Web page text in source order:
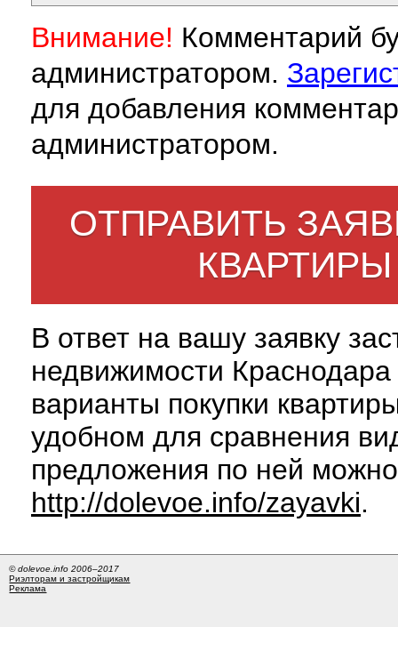
Внимание! Комментарий
администратором.
для добавления
администратором.
ОТПРАВИТЬ
В ответ на вашу заявку
недвижимости
варианты покупки
удобном для сравнения
предложения по ней
http://dolevoe.info/zayavki.
© dolevoe.info 2006–2017
Риэлторам и застройщикам
Реклама